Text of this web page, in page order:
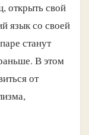
открыть свой
язык со своей
станут
В этом
от